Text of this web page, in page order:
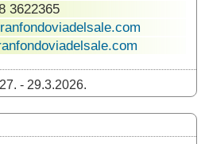
3622365
- 29.3.2026.